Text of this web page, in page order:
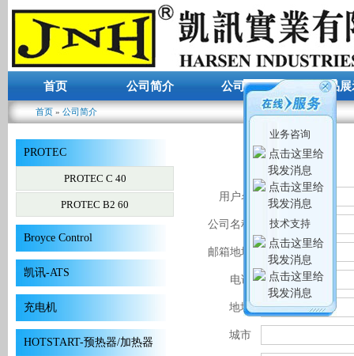
首页 公司简介 公司动态 产品
你在这里
首页 » 公司简介
PROTEC
PROTEC C 40
PROTEC B2 60
Broyce Control
凯讯-ATS
充电机
HOTSTART-预热器/加热器
用户名
公司名称
邮箱地址
电话*
地址
城市
业务咨询
技术支持